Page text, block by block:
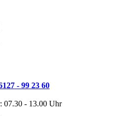
- 99 23 60
07.30 - 13.00 Uhr